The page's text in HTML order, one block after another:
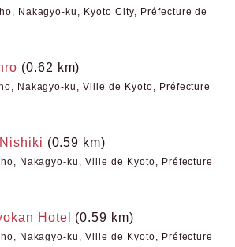
Nakagyo-ku, Kyoto City, Préfecture de
(0.62 km)
Nakagyo-ku, Ville de Kyoto, Préfecture
(0.59 km)
Nakagyo-ku, Ville de Kyoto, Préfecture
Hotel (0.59 km)
Nakagyo-ku, Ville de Kyoto, Préfecture